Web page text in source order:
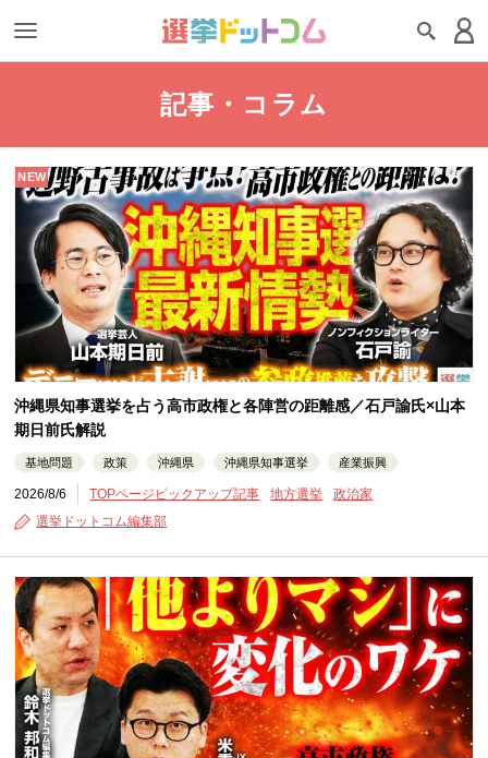
記事・コラム
NEW
沖縄県知事選挙を占う高市政権と各陣営の距離感／石戸諭氏×山本
期日前氏解説
基地問題 政策 沖縄県 沖縄県知事選挙 産業振興
2026/8/6 TOPページピックアップ記事 地方選挙
政治家
選挙ドットコム編集部